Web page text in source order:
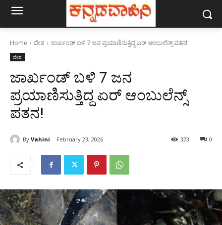
Home ದೇಶ ಜಾರ್ಖಂಡ್‌ ಬಳಿ 7 ಜನ ಪ್ರಯಾಣಿಸುತ್ತಿದ್ದ ಏರ್‌ ಆಂಬುಲೆನ್ಸ್‌ ಪತನ!
ದೇಶ
ಜಾರ್ಖಂಡ್‌ ಬಳಿ 7 ಜನ
ಪ್ರಯಾಣಿಸುತ್ತಿದ್ದ ಏರ್‌ ಆಂಬುಲೆನ್ಸ್‌
ಪತನ!
By Vahini February 23, 2026 0
323